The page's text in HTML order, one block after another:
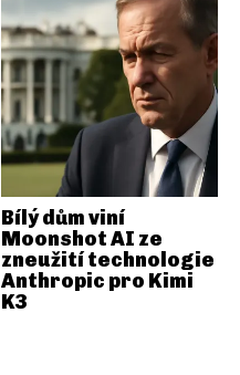
Bílý dům viní
Moonshot AI ze
zneužití technologie
Anthropic pro Kimi
K3